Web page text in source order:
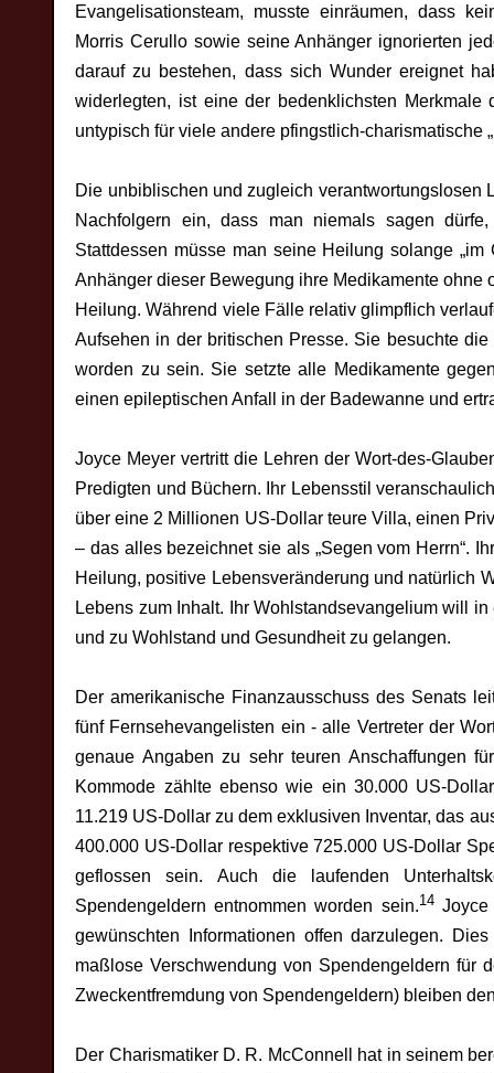
Evangelisationsteam, musste einräumen, dass
Morris Cerullo sowie seine Anhänger ignorierten
darauf zu bestehen, dass sich Wunder ereignet
widerlegten, ist eine der bedenklichsten Merkmale
untypisch für viele andere pfingstlich-charismatische
Die unbiblischen und zugleich verantwortungslosen
Nachfolgern ein, dass man niemals sagen
Stattdessen müsse man seine Heilung solange
Anhänger dieser Bewegung ihre Medikamente ohne
Heilung. Während viele Fälle relativ glimpflich
Aufsehen in der britischen Presse. Sie besuchte
worden zu sein. Sie setzte alle Medikamente
einen epileptischen Anfall in der Badewanne und
Joyce Meyer vertritt die Lehren der Wort-des-
Predigten und Büchern. Ihr Lebensstil
über eine 2 Millionen US-Dollar teure Villa, einen
– das alles bezeichnet sie als „Segen vom Herrn“.
Heilung, positive Lebensveränderung und natürlich
Lebens zum Inhalt. Ihr Wohlstandsevangelium will
und zu Wohlstand und Gesundheit zu gelangen.
Der amerikanische Finanzausschuss des Senats
fünf Fernsehevangelisten ein - alle Vertreter der
genaue Angaben zu sehr teuren Anschaffungen
Kommode zählte ebenso wie ein 30.000 US-
11.219 US-Dollar zu dem exklusiven Inventar, das
400.000 US-Dollar respektive 725.000 US-Dollar
geflossen sein. Auch die laufenden
Spendengeldern entnommen worden sein.14Joyce
gewünschten Informationen offen darzulegen.
maßlose Verschwendung von Spendengeldern für
Zweckentfremdung von Spendengeldern) bleiben
Der Charismatiker D. R. McConnell hat in seinem